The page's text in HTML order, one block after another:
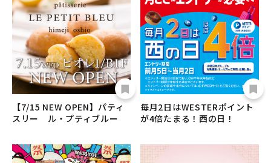
【7/15 NEW OPEN】パティ
スリー ル・プティブルー
毎月2日はWESTERポイント
が4倍たまる！西の日！